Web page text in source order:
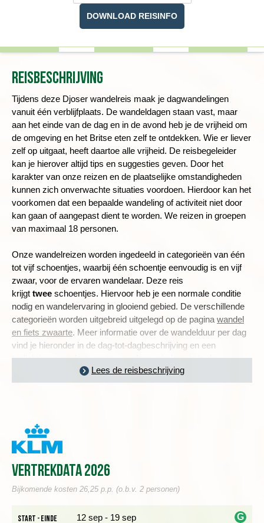
DOWNLOAD REISINFO
Reisbeschrijving
Tijdens deze Djoser wandelreis maak je dagwandelingen
vanuit één verblijfplaats. De wandeldagen staan vast, maar
aan het einde van de dag en in de avond heb je de vrijheid om
de omgeving en het Britse eten zelf te ontdekken. Wie er liever
zelf op uitgaat, heeft daartoe alle vrijheid. De reisbegeleider
kan je hierover altijd tips en suggesties geven. Door het
karakter van onze reizen en de plaatselijke omstandigheden
kunnen zich onverwachte situaties voordoen. Hierdoor kan het
voorkomen dat een bepaalde wandeling of activiteit niet door
kan gaan of aangepast dient te worden. We reizen in groepen
van maximaal 18 personen.
Onze wandelreizen worden ingedeeld in categorieën van één
tot vijf schoentjes, waarbij één schoentje eenvoudig is en vijf
zwaar, voor de ervaren wandelaar. Deze reis
krijgt twee schoentjes. Hiervoor heb je een normale conditie
nodig en wandelervaring in glooiend gebied. De verschillende
categorieën worden uitgebreid uitgelegd op de pagina wandel
en fiets zwaarte. Meer informatie over de wandelduur per dag
vind je hieronder in de dag-tot-dagbeschrijving en een
toelichting over de zwaarte van deze reis lees je inde
praktische informatie .
Dag 1 Amsterdam - Bristol - Penzance
Dag 2 Penzance, wandeling via Mousehole naar Lamorna
De bus brengt ons vanuit Bristol naar Penzance, een
havenstad aan de meest westelijke punt van Engeland. De
wandelingen maken. Penzance en haar omgeving ademen
zoals steencirkels en meerdere kastelen uit de middeleeuwen
Lees de reisbeschrijving
Vertrekdata 2026
Bijkomende kosten 26,25 p.p. (o.b.v. 2 personen)
Start - einde 12 sep - 19 sep G